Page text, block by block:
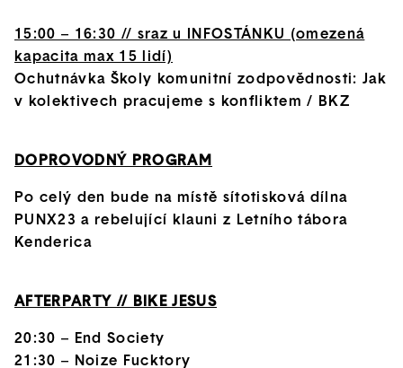
15:00 – 16:30 // sraz u INFOSTÁNKU (omezená
kapacita max 15 lidí)
Ochutnávka Školy komunitní zodpovědnosti: Jak
v kolektivech pracujeme s konfliktem / BKZ
DOPROVODNÝ PROGRAM
Po celý den bude na místě sítotisková dílna
PUNX23 a rebelující klauni z Letního tábora
Kenderica
AFTERPARTY // BIKE JESUS
20:30 – End Society
21:30 – Noize Fucktory